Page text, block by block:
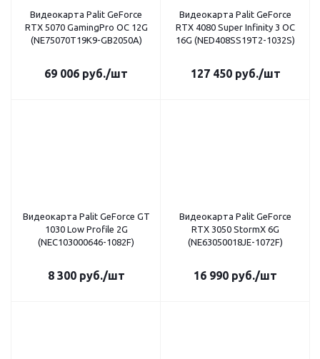
Видеокарта Palit GeForce
RTX 5070 GamingPro OC 12G
(NE75070T19K9-GB2050A)
69 006 руб./шт
Видеокарта Palit GeForce
RTX 4080 Super Infinity 3 OC
16G (NED408SS19T2-1032S)
127 450руб./шт
Видеокарта Palit GeForce GT
1030 Low Profile 2G
(NEC103000646-1082F)
8 300руб./шт
Видеокарта Palit GeForce
RTX 3050 StormX 6G
(NE63050018JE-1072F)
16 990 руб./шт